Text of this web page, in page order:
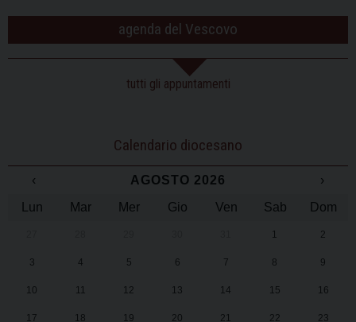
agenda del Vescovo
tutti gli appuntamenti
Calendario diocesano
‹ AGOSTO 2026
›
Lun
Mar Mer Gio Ven Sab Dom
1 2
3 4 5 6 7 8 9
10 11 12 13 14 15 16
17 18 19 20 21 22 23